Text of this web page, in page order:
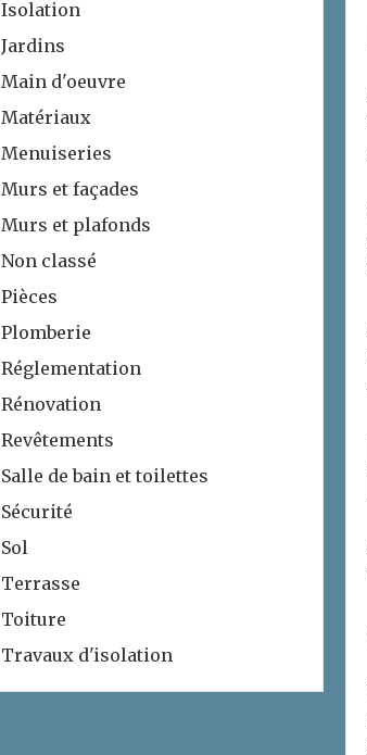
Isolation
Jardins
Main d'oeuvre
Matériaux
Menuiseries
Murs et façades
Murs et plafonds
Non classé
Pièces
Plomberie
Réglementation
Rénovation
Revêtements
Salle de bain et toilettes
Sécurité
Sol
Terrasse
Toiture
Travaux d'isolation